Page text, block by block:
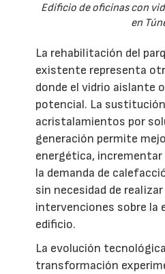
Edificio de oficinas con
en
La rehabilitación del
existente representa
donde el vidrio aislante
potencial. La
acristalamientos por
generación permite
energética,
la demanda de
sin necesidad de
intervenciones sobre la
edificio.
La evolución
transformación